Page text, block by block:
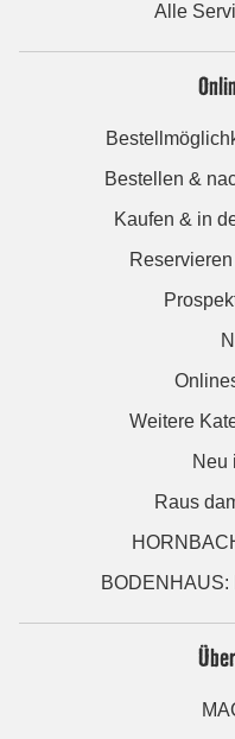
Alle
Bestellen &
Kaufen & in
Weitere
Neu
Raus
BODENHAUS: